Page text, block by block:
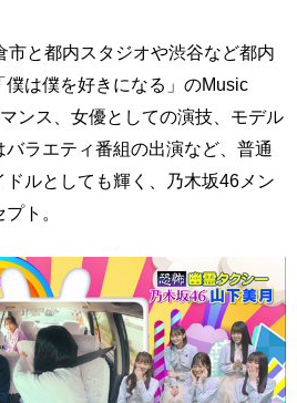
市と都内スタジオや渋谷など都内
は僕を好きになる」のMusic
ンス、女優としての演技、モデル
ラエティ番組の出演など、普通
ルとしても輝く、乃木坂46メン
ト。